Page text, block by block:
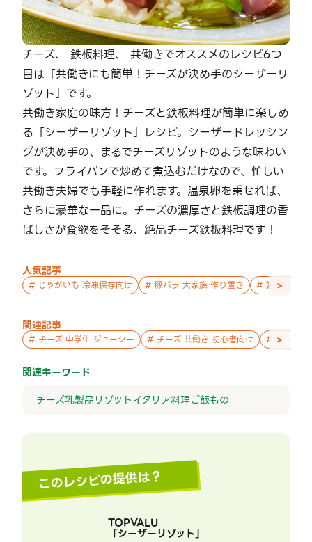
チーズ、 鉄板料理、 共働きでオススメのレシピ6つ
目は「共働きにも簡単！チーズが決め手のシーザーリ
ゾット」です。
共働き家庭の味方！チーズと鉄板料理が簡単に楽しめ
る「シーザーリゾット」レシピ。シーザードレッシン
グが決め手の、まるでチーズリゾットのような味わい
です。フライパンで炒めて煮込むだけなので、忙しい
共働き夫婦でも手軽に作れます。温泉卵を乗せれば、
さらに豪華な一品に。チーズの濃厚さと鉄板調理の香
ばしさが食欲をそそる、絶品チーズ鉄板料理です！
人気記事
# じゃがいも 冷凍保存向け # 豚バラ 大家族 作り置き # 鮭 親子 作
>
関連記事
# チーズ 中学生 ジューシー # チーズ 共働き 初心者向け # チーズ
>
関連キーワード
チーズ乳製品リゾットイタリア料理ご飯もの
このレシピの提供は？
TOPVALU
「シーザーリゾット」